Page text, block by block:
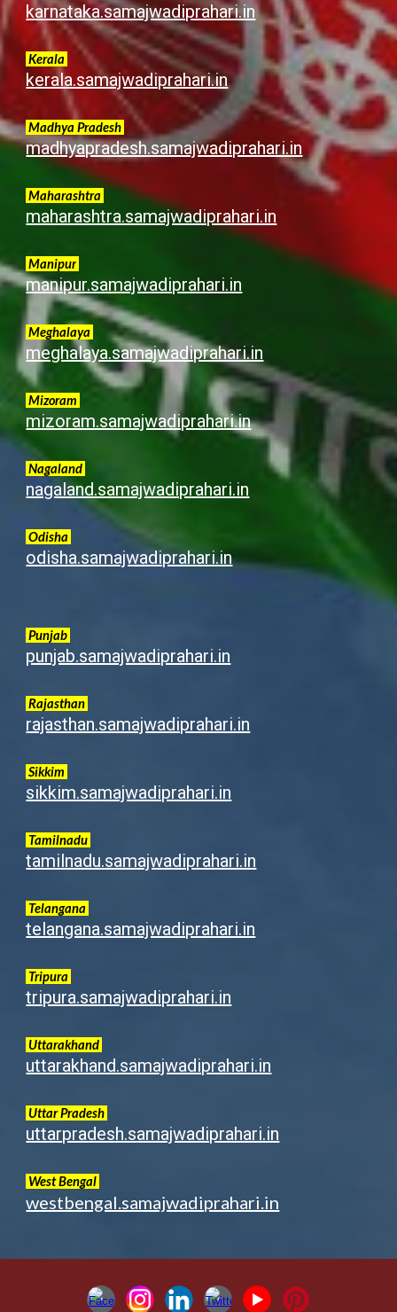
karnataka.samajwadiprahari.in
Kerala
kerala.samajwadiprahari.in
Madhya Pradesh
madhyapradesh.samajwadiprahari.in
Maharashtra
maharashtra.samajwadiprahari.in
Manipur
manipur.samajwadiprahari.in
Meghalaya
meghalaya.samajwadiprahari.in
Mizoram
mizoram.samajwadiprahari.in
Nagaland
nagaland.samajwadiprahari.in
Odisha
odisha.samajwadiprahari.in
Punjab
punjab.samajwadiprahari.in
Rajasthan
rajasthan.samajwadiprahari.in
Sikkim
sikkim.samajwadiprahari.in
Tamilnadu
tamilnadu.samajwadiprahari.in
Telangana
telangana.samajwadiprahari.in
Tripura
tripura.samajwadiprahari.in
Uttarakhand
uttarakhand.samajwadiprahari.in
Uttar Pradesh
uttarpradesh.samajwadiprahari.in
West Bengal
westbengal.samajwadiprahari.in